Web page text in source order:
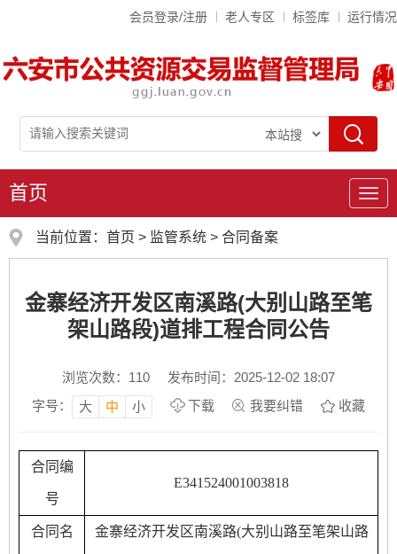
会员登录/注册 老人专区 标签库 运行情况
导
首页
当前位置： 首页 > 监管系统 > 合同备案
金寨经济开发区南溪路(大别山路至笔
架山路段)道排工程合同公告
浏览次数： 110
发布时间：2025-12-02 18:07
字号：
大 中 小 下载 我要纠错 收藏
合同编
号
E341524001003818
合同名 金寨经济开发区南溪路(大别山路至笔架山路